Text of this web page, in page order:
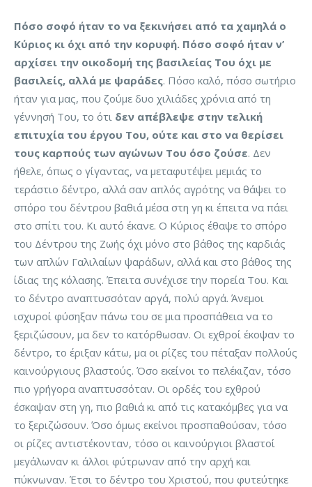
Πόσο σοφό ήταν το να ξεκινήσει από τα χαμηλά ο
Κύριος κι όχι από την κορυφή. Πόσο σοφό ήταν ν’
αρχίσει την οικοδομή της βασιλείας Του όχι με
βασιλείς, αλλά με ψαράδες. Πόσο καλό, πόσο σωτήριο
ήταν για μας, που ζούμε δυο χιλιάδες χρόνια από τη
γέννησή Του, το ότι δεν απέβλεψε στην τελική
επιτυχία του έργου Του, ούτε και στο να θερίσει
τους καρπούς των αγώνων Του όσο ζούσε. Δεν
ήθελε, όπως ο γίγαντας, να μεταφυτέψει μεμιάς το
τεράστιο δέντρο, αλλά σαν απλός αγρότης να θάψει το
σπόρο του δέντρου βαθιά μέσα στη γη κι έπειτα να πάει
στο σπίτι του. Κι αυτό έκανε. Ο Κύριος έθαψε το σπόρο
του Δέντρου της Ζωής όχι μόνο στο βάθος της καρδιάς
των απλών Γαλιλαίων ψαράδων, αλλά και στο βάθος της
ίδιας της κόλασης. Έπειτα συνέχισε την πορεία Του. Και
το δέντρο αναπτυσσόταν αργά, πολύ αργά. Άνεμοι
ισχυροί φύσηξαν πάνω του σε μια προσπάθεια να το
ξεριζώσουν, μα δεν το κατόρθωσαν. Οι εχθροί έκοψαν το
δέντρο, το έριξαν κάτω, μα οι ρίζες του πέταξαν πολλούς
καινούργιους βλαστούς. Όσο εκείνοι το πελέκιζαν, τόσο
πιο γρήγορα αναπτυσσόταν. Οι ορδές του εχθρού
έσκαψαν στη γη, πιο βαθιά κι από τις κατακόμβες για να
το ξεριζώσουν. Όσο όμως εκείνοι προσπαθούσαν, τόσο
οι ρίζες αντιστέκονταν, τόσο οι καινούργιοι βλαστοί
μεγάλωναν κι άλλοι φύτρωναν από την αρχή και
πύκνωναν. Έτσι το δέντρο του Χριστού, που φυτεύτηκε